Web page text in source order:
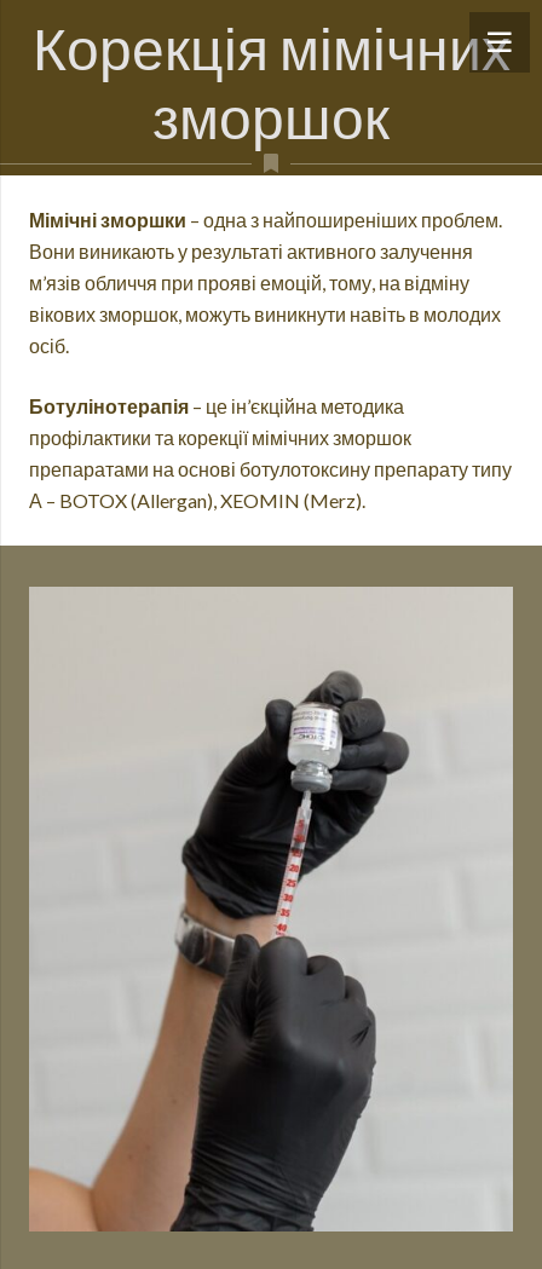
Корекція мімічних
зморшок
Мімічні зморшки – одна з найпоширеніших проблем.
Вони виникають у результаті активного залучення
м’язів обличчя при прояві емоцій, тому, на відміну
вікових зморшок, можуть виникнути навіть в молодих
осіб.
Ботулінотерапія – це ін’єкційна методика
профілактики та корекції мімічних зморшок
препаратами на основі ботулотоксину препарату типу
А – BOTOX (Allergan), XEOMIN (Merz).